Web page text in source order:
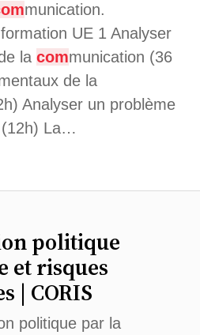
munication.
UE 1 Analyser
la communication (36
de la
Analyser un problème
(12h) La…
politique
et risques
| CORIS
politique par la